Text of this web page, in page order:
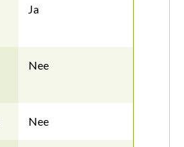
Ja
Nee
Nee